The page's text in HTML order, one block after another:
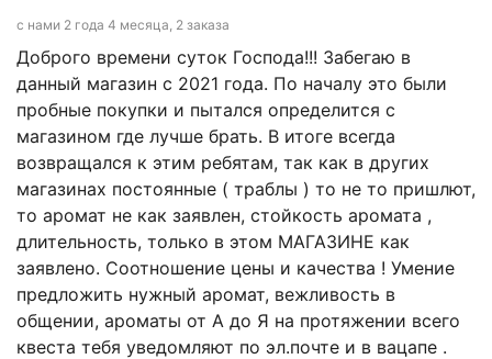
с нами 2 года 4 месяца, 2 заказа
Доброго времени суток Господа!!! Забегаю в
данный магазин с 2021 года. По началу это были
пробные покупки и пытался определится с
магазином где лучше брать. В итоге всегда
возвращался к этим ребятам, так как в других
магазинах постоянные ( траблы ) то не то пришлют,
то аромат не как заявлен, стойкость аромата ,
длительность, только в этом МАГАЗИНЕ как
заявлено. Соотношение цены и качества ! Умение
предложить нужный аромат, вежливость в
общении, ароматы от А до Я на протяжении всего
квеста тебя уведомляют по эл.почте и в вацапе .